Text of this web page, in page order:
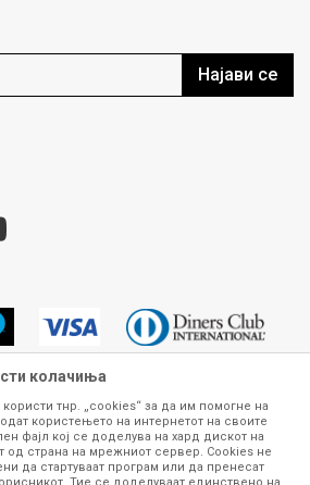
производи
Најави се
производите кои се изложени на нашата
да бидат конкретни, точни и прецизни,
дека се без ниту една грешка или
колачиња
тнр. „cookies“ за да им помогне на
користењето на интернетот на своите
фајл кој се доделува на хард дискот на
од страна на мрежниот сервер. Cookies не
да стартуваат програм или да пренесат